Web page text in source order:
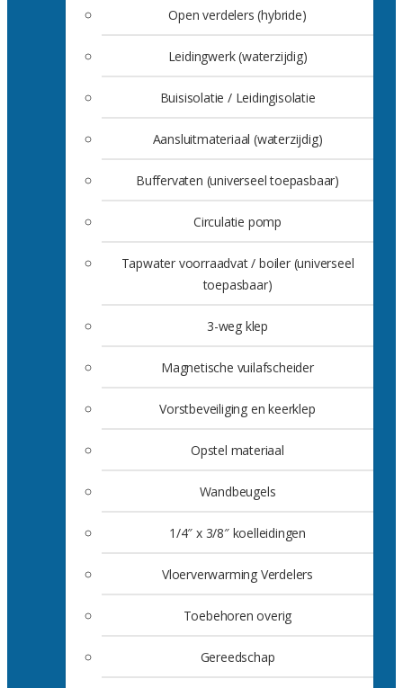
Open verdelers (hybride)
Leidingwerk (waterzijdig)
Buisisolatie / Leidingisolatie
Aansluitmateriaal (waterzijdig)
Buffervaten (universeel toepasbaar)
Circulatie pomp
Tapwater voorraadvat / boiler (universeel
toepasbaar)
3-weg klep
Magnetische vuilafscheider
Vorstbeveiliging en keerklep
Opstel materiaal
Wandbeugels
1/4″ x 3/8″ koelleidingen
Vloerverwarming Verdelers
Toebehoren overig
Gereedschap